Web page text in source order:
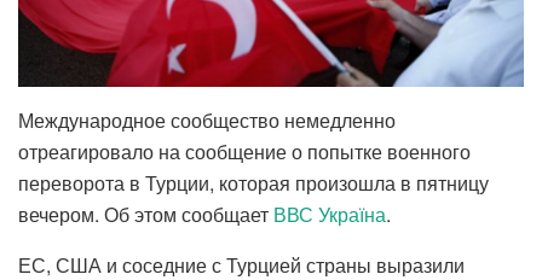
Международное сообщество немедленно
отреагировало на сообщение о попытке военного
переворота в Турции, которая произошла в пятницу
вечером. Об этом сообщает ВВС Україна.
ЕС, США и соседние с Турцией страны выразили